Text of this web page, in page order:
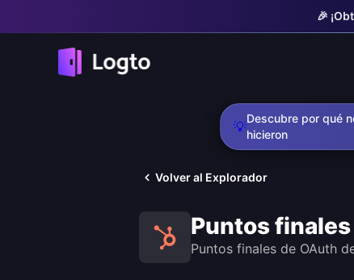
🎉
💡
Descubre por qué
hicieron
Volver al Explorador
Puntos
Puntos finales de OAuth